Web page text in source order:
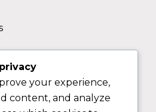
your experience,
content, and analyze